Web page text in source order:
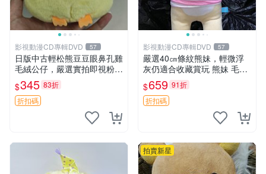
影視動漫CD專輯DVD 57
日版中古輕松熊豆豆眼鼻孔雞
毛絨公仔，嚴選實拍即視粉絲
必買 公仔紙箱氣泡膜精心包
裝快速發貨 輕松熊 公仔 雞毛
絨
$345 83折
折扣碼
影視動漫CD專輯DVD 57
嚴選40㎝條紋熊妹，輕微浮
灰仍適合收藏賞玩 熊妹 毛絨
玩具 浮雕熊
$659 91折
折扣碼
拍賣新星